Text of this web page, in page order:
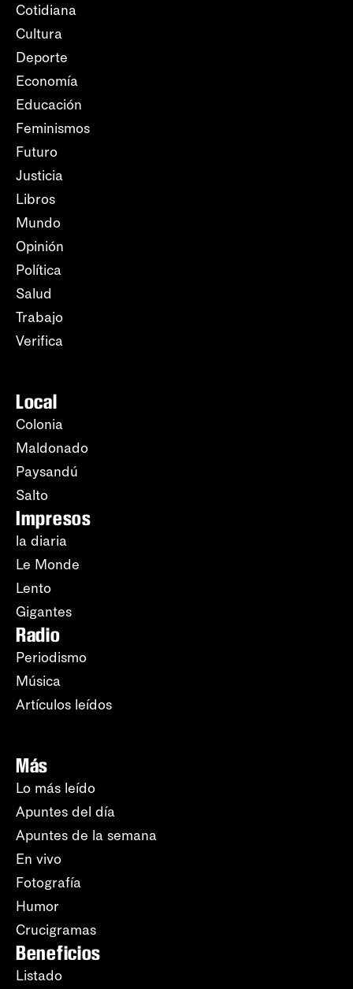
Cotidiana
Cultura
Deporte
Economía
Educación
Feminismos
Futuro
Justicia
Libros
Mundo
Opinión
Política
Salud
Trabajo
Verifica
Local
Colonia
Maldonado
Paysandú
Salto
Impresos
la diaria
Le Monde
Lento
Gigantes
Radio
Periodismo
Música
Artículos leídos
Más
Lo más leído
Apuntes del día
Apuntes de la semana
En vivo
Fotografía
Humor
Crucigramas
Beneficios
Listado